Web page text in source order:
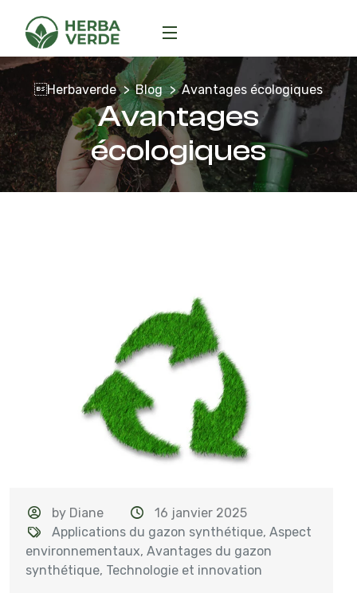
Herbaverde Blog Avantages écologiques
Avantages
écologiques
by Diane
16 janvier 2025
Applications du gazon synthétique,Aspect
environnementaux, Avantages du gazon
synthétique, Technologie et innovation